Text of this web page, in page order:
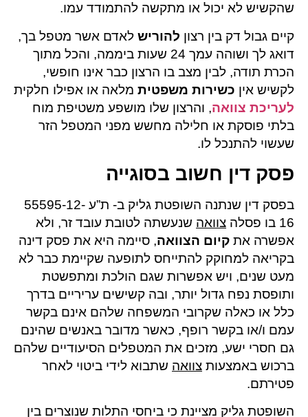
שהקשיש לא יכול או מתקשה להתמודד עמו.
קיים גבול דק בין רצון להוריש לאדם אשר מטפל בך,
דואג לך ושוהה עמך 24 שעות ביממה, והכל מתוך
הכרת תודה, לבין מצב בו הרצון כבר אינו חופשי,
לקשיש אין כשירות משפטית מלאה או אפילו חלקית
לעריכת צוואה, והרצון שלו מושפע משטיפת מוח
בלתי פוסקת או חלילה מחשש מפני המטפל הזר
שעשוי להתנכל לו.
פסק דין חשוב בסוגייה
בפסק דין שנתנה השופטת גליק ב- ת”ע 55595-12-
16 בו פסלה
צוואה שנעשתה לטובת עובד זר, ולא
אפשרה את קיום הצוואה, סיימה היא את פסק דינה
בקריאה למחוקק להתייחס לתופעה שקיימת כבר לא
מעט שנים, ויש אפשרות שגם הולכת ומתפשטת
ותופסת נפח גדול יותר, ובה קשישים עריריים בדרך
כלל או כאלה שקרובי המשפחה שלהם אינם בקשר
עמם ו/או בקשר רופף, כאשר מדובר באנשים שהינם
גם חסרי ישע, מזכים את המטפלים הסיעודיים שלהם
ברכוש באמצעות צוואה שתבוא לידי ביטוי לאחר
פטירתם.
השופטת גליק מציינת כי ביחסי התלות שנוצרים בין